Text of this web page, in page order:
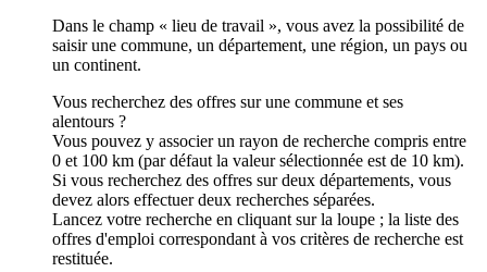
Dans le champ « lieu de travail », vous avez la possibilité de
saisir une commune, un département, une région, un pays ou
un continent.
Vous recherchez des offres sur une commune et ses
alentours ?
Vous pouvez y associer un rayon de recherche compris entre
0 et 100 km (par défaut la valeur sélectionnée est de 10 km).
Si vous recherchez des offres sur deux départements, vous
devez alors effectuer deux recherches séparées.
Lancez votre recherche en cliquant sur la loupe ; la liste des
offres d'emploi correspondant à vos critères de recherche est
restituée.